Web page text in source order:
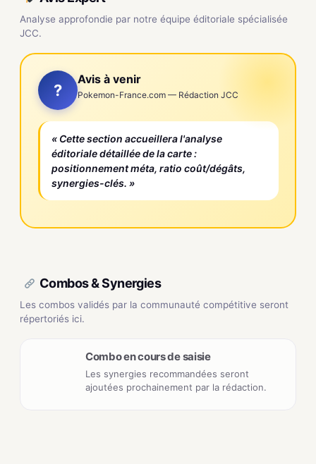
Analyse approfondie par notre équipe éditoriale spécialisée
JCC.
?
Avis à venir
Pokemon-France.com — Rédaction JCC
« Cette section accueillera l'analyse
éditoriale détaillée de la carte :
positionnement méta, ratio coût/dégâts,
synergies-clés. »
Combos & Synergies
Les combos validés par la communauté compétitive seront
répertoriés ici.
Combo en cours de saisie
Les synergies recommandées seront
ajoutées prochainement par la rédaction.